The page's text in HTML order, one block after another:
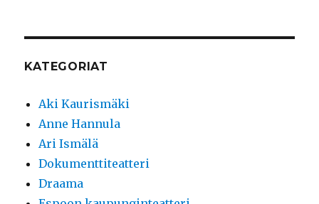
KATEGORIAT
Aki Kaurismäki
Anne Hannula
Ari Ismälä
Dokumenttiteatteri
Draama